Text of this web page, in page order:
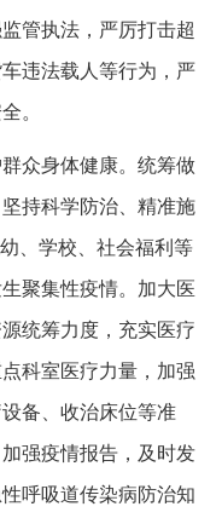
管执法，严厉打击超
违法载人等行为，严
。
众身体健康。统筹做
持科学防治、精准施
、学校、社会福利等
聚集性疫情。加大医
统筹力度，充实医疗
科室医疗力量，加强
备、收治床位等准
强疫情报告，及时发
呼吸道传染病防治知